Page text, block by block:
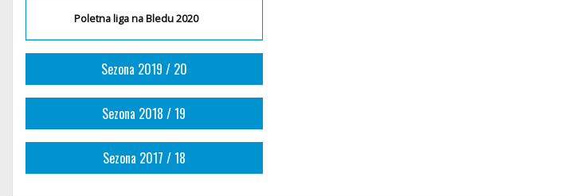
Poletna liga na Bledu 2020
Sezona 2019 / 20
Sezona 2018 / 19
Sezona 2017 / 18